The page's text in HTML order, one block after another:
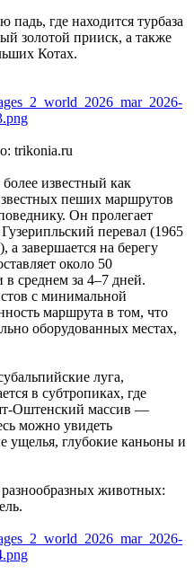
где находится турбаза
золотой прииск, а также
Котах.
trikonia.ru
известный как
пеших маршрутов
Он пролегает
перевал (1965
завершается на берегу
около 50
среднем за 4–7 дней.
с минимальной
маршрута в том, что
оборудованных местах,
луга,
в субтропиках, где
Оштенский массив —
можно увидеть
ущелья, глубокие каньоны и
животных: